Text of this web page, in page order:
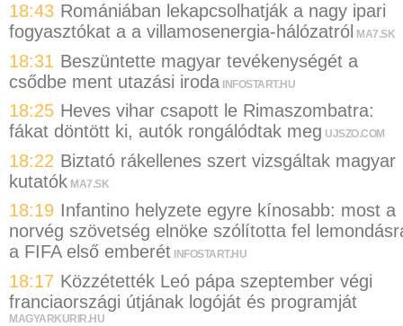
18:43 Romániában lekapcsolhatják a nagy ipari
fogyasztókat a a villamosenergia-hálózatról
MA7.SK
18:31 Beszüntette magyar tevékenységét a
csődbe ment utazási iroda INFOSTART.HU
18:25 Heves vihar csapott le Rimaszombatra:
fákat döntött ki, autók rongálódtak meg UJSZO.COM
18:22 Biztató rákellenes szert vizsgáltak magyar
kutatók MA7.SK
18:19 Infantino helyzete egyre kínosabb: most a
norvég szövetség elnöke szólította fel
a FIFA első emberét INFOSTART.HU
18:17 Közzétették Leó pápa szeptember végi
franciaországi útjának logóját és programját
MAGYARKURIR.HU